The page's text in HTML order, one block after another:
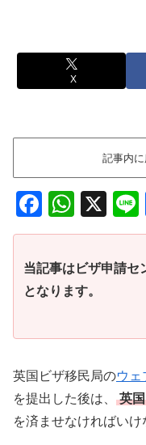
X
記事内に
F
a
c
e
b
o
k
W
h
at
s
A
p
X
e
当記事はビザ申請セ
となります。
英国ビザ移民局のウェ
を提出した後は、 英国
を済ませなければいけ